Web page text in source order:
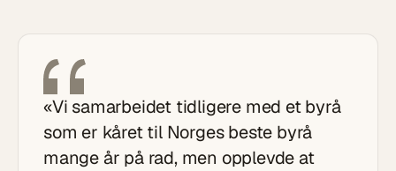
«Vi samarbeidet tidligere med et byrå
som er kåret til Norges beste byrå
mange år på rad, men opplevde at